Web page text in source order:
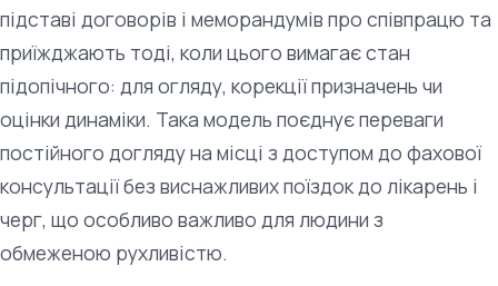
підставі договорів і меморандумів про співпрацю та
приїжджають тоді, коли цього вимагає стан
підопічного: для огляду, корекції призначень чи
оцінки динаміки. Така модель поєднує переваги
постійного догляду на місці з доступом до фахової
консультації без виснажливих поїздок до лікарень і
черг, що особливо важливо для людини з
обмеженою рухливістю.